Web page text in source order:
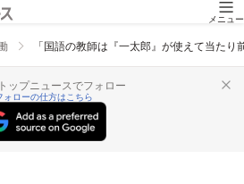
メニュー
「国語の教師は『一太郎』が使えて当た
ップニュースでフォロー
ォローの仕方はこちら